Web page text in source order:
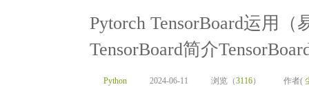
Pytorch TensorBoard运用
TensorBoard简介
Python 2024-06-11 浏览（3116） 作者(